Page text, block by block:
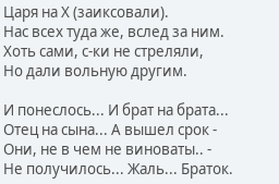
Царя на Х (заиксовали).
Нас всех туда же, вслед за ним.
Хоть сами, с-ки не стреляли,
Но дали вольную другим.
И понеслось... И брат на брата...
Отец на сына... А вышел срок -
Они, не в чем не виноваты.. -
Не получилось... Жаль... Браток.